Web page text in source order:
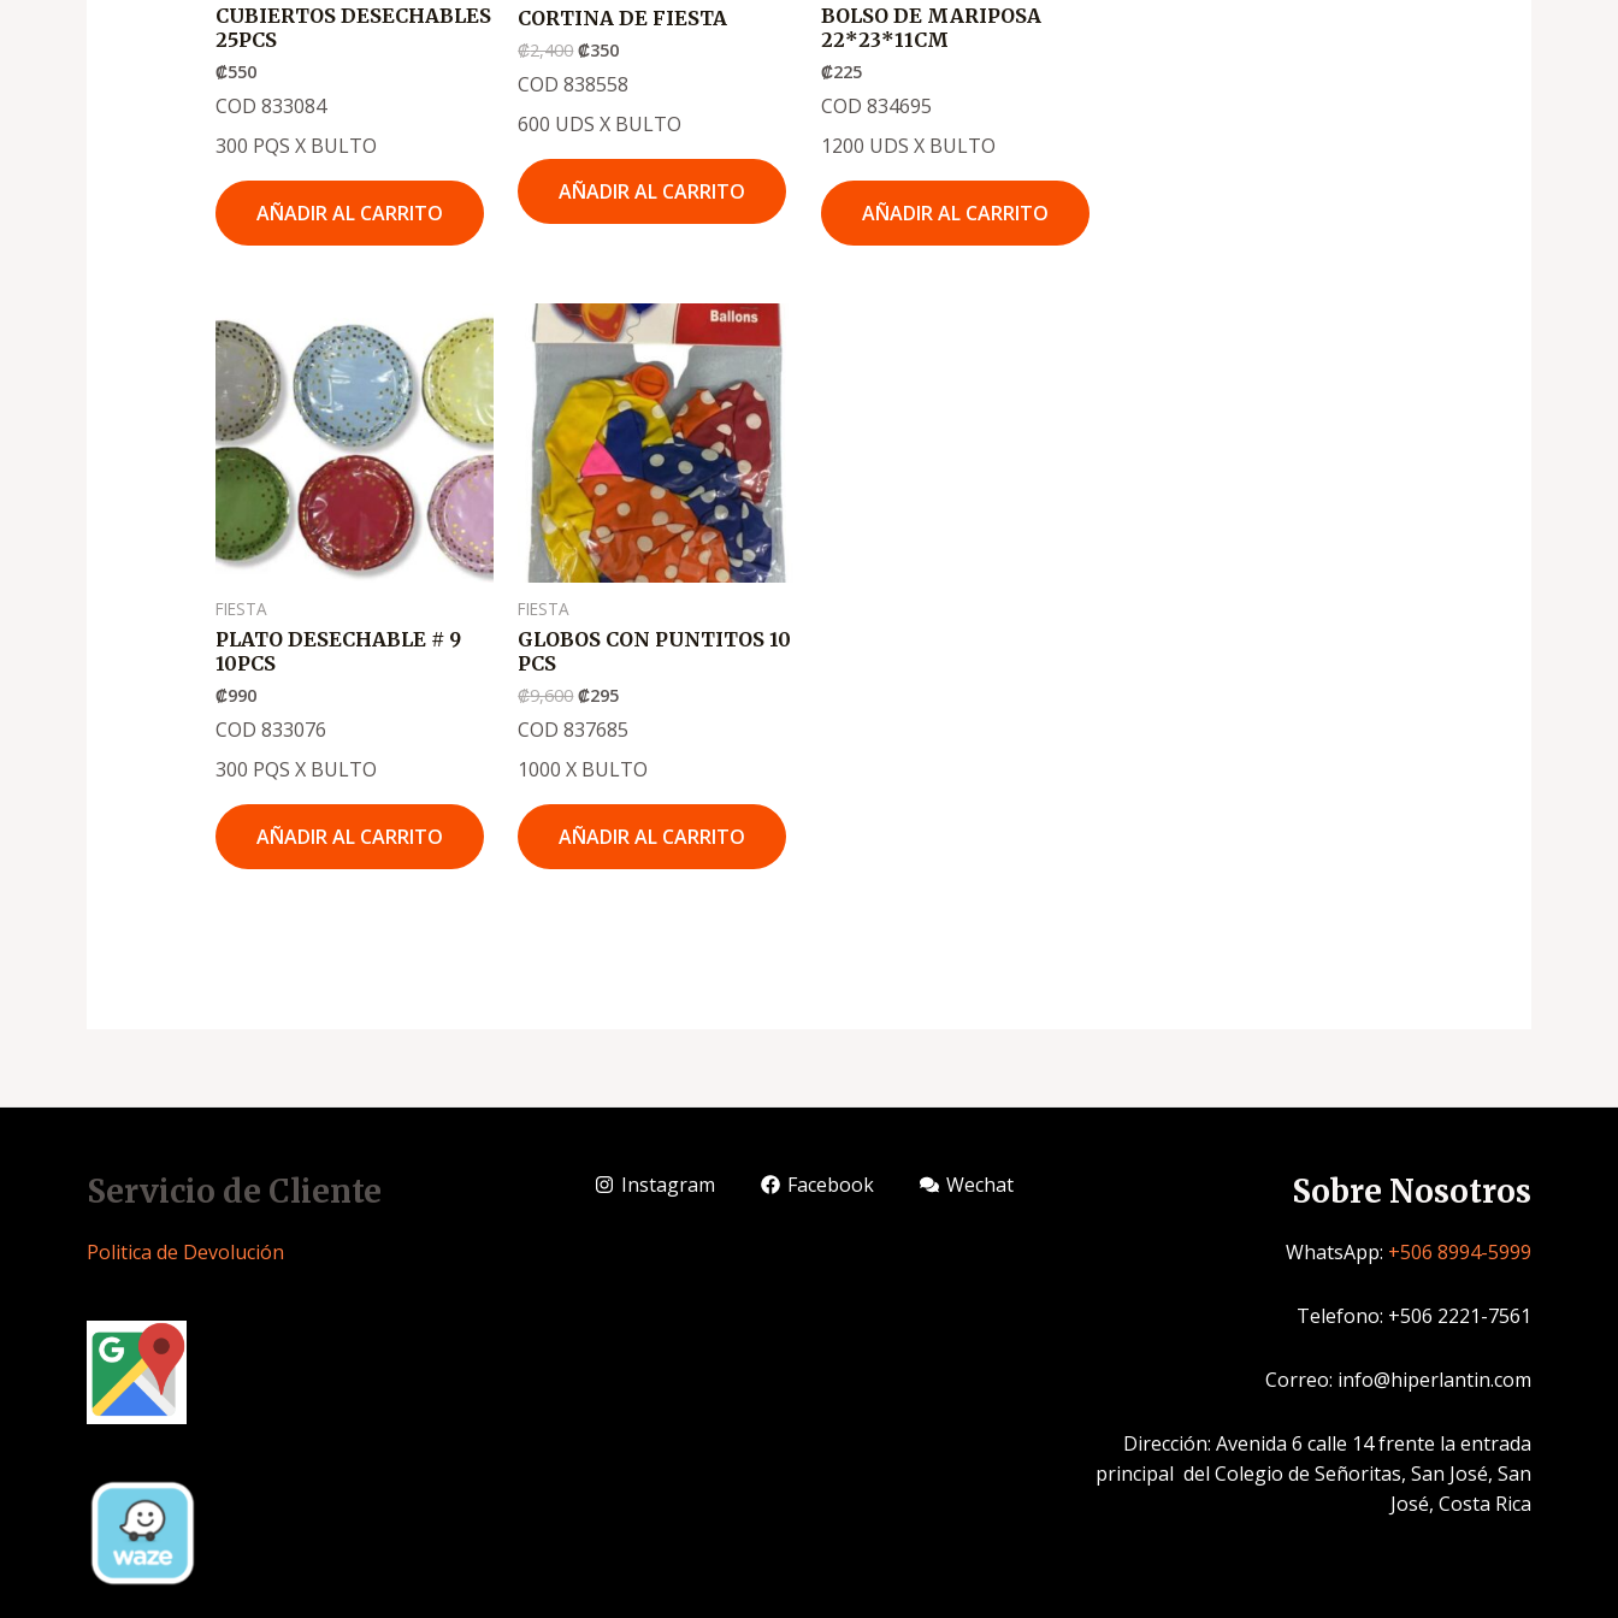
CUBIERTOS DESECHABLES
25PCS
₡550
COD 833084
300 PQS X BULTO
AÑADIR AL CARRITO
CORTINA DE FIESTA
₡2,400 ₡350
COD 838558
600 UDS X BULTO
AÑADIR AL CARRITO
BOLSO DE MARIPOSA
22*23*11CM
₡225
COD 834695
1200 UDS X BULTO
AÑADIR AL CARRITO
FIESTA
PLATO DESECHABLE # 9
10PCS
₡990
COD 833076
300 PQS X BULTO
AÑADIR AL CARRITO
FIESTA
GLOBOS CON PUNTITOS 10
PCS
₡9,600
El
precio
original
era:
.
₡9,600
₡295
El
precio
actual
es:
.
₡295
COD 837685
1000 X BULTO
AÑADIR AL CARRITO
Servicio de Cliente
Politica de Devolución
Instagram Facebook Wechat Sobre Nosotros
WhatsApp: +506 8994-5999
Telefono: +506 2221-7561
Correo: info@hiperlantin.com
Dirección: Avenida 6 calle 14 frente la entrada
principal del Colegio de Señoritas, San José, San
José, Costa Rica